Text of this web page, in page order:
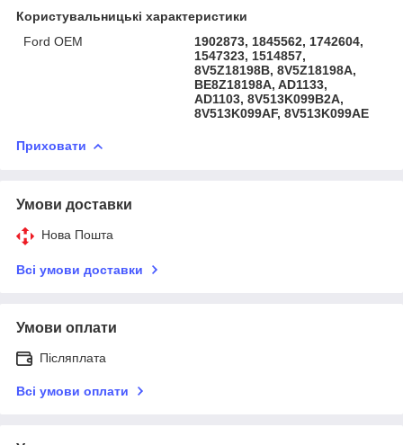
Користувальницькі характеристики
Ford OEM
1902873, 1845562, 1742604,
1547323, 1514857,
8V5Z18198B, 8V5Z18198A,
BE8Z18198A, AD1133,
AD1103, 8V513K099B2A,
8V513K099AF, 8V513K099AE
Приховати
Умови доставки
Нова Пошта
Всі умови доставки
Умови оплати
Післяплата
Всі умови оплати